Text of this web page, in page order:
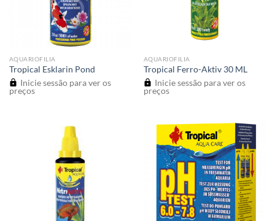
AQUARIOFILIA
Tropical Esklarin Pond
Inicie sessão para ver os
preços
AQUARIOFILIA
Tropical Ferro-Aktiv 30 ML
Inicie sessão para ver os
preços